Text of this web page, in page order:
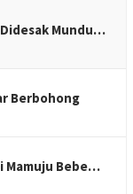
Mundu…
Berbohong
Mamuju Bebe…